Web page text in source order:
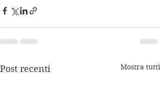
Post recenti Mostra tutti